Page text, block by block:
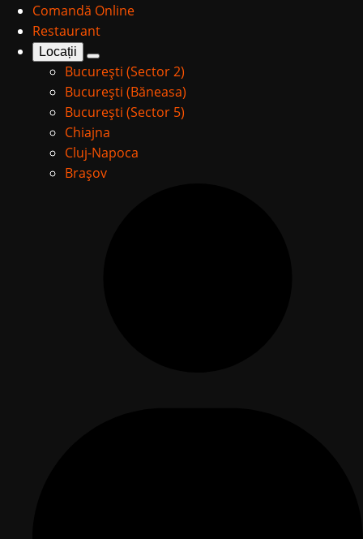
Comandă Online
Restaurant
Locații
București (Sector 2)
București (Băneasa)
București (Sector 5)
Chiajna
Cluj-Napoca
Brașov